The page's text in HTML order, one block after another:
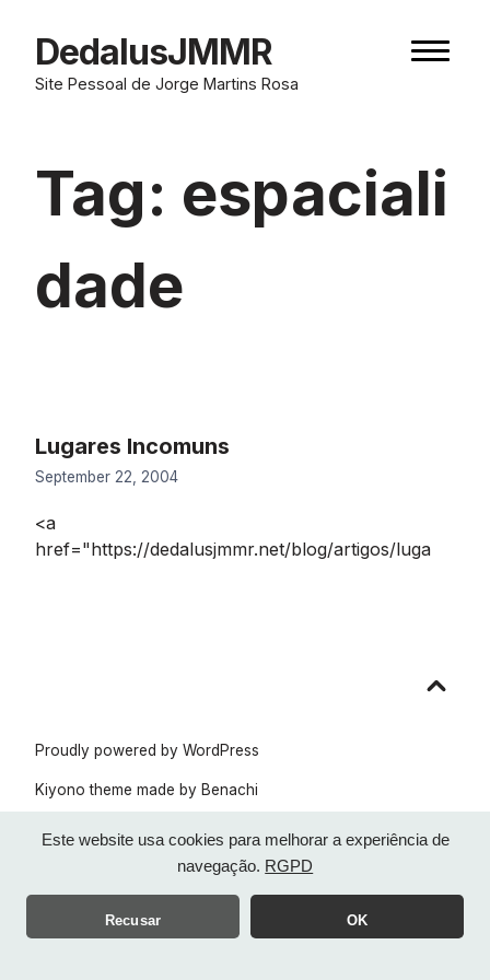
Este website usa cookies para melhorar a experiência de
navegação. RGPD
Recusar OK
contentDedalusJMMR
Site Pessoal de Jorge Martins Rosa
Tag: espaciali
dade
Lugares Incomuns
September 22, 2004
<a
href="https://dedalusjmmr.net/blog/artigos/luga
Proudly powered by WordPress
Kiyono theme made by Benachi